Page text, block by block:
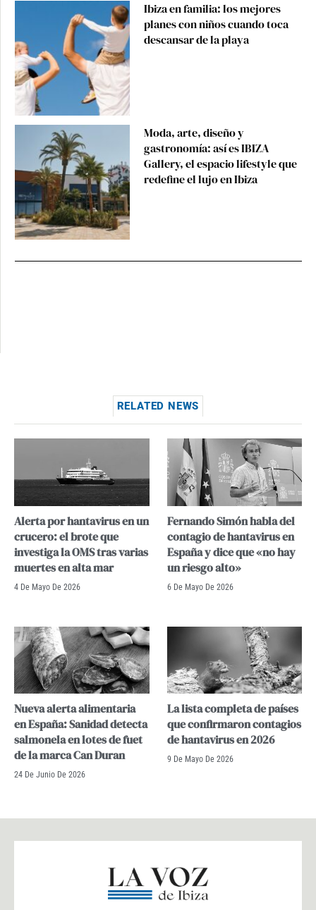
Ibiza en familia: los mejores
planes con niños cuando toca
descansar de la playa
Moda, arte, diseño y
gastronomía: así es IBIZA
Gallery, el espacio lifestyle que
redefine el lujo en Ibiza
RELATED NEWS
Alerta por hantavirus en un
crucero: el brote que
investiga la OMS tras varias
muertes en alta mar
4 De Mayo De 2026
Fernando Simón habla del
contagio de hantavirus en
España y dice que «no hay
un riesgo alto»
6 De Mayo De 2026
Nueva alerta alimentaria
en España: Sanidad detecta
salmonela en lotes de fuet
de la marca Can Duran
24 De Junio De 2026
La lista completa de países
que confirmaron contagios
de hantavirus en 2026
9 De Mayo De 2026